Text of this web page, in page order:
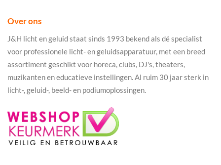
Over ons
J&H licht en geluid staat sinds 1993 bekend als dé specialist
voor professionele licht- en geluidsapparatuur, met een breed
assortiment geschikt voor horeca, clubs, DJ's, theaters,
muzikanten en educatieve instellingen. Al ruim 30 jaar sterk in
licht-, geluid-, beeld- en podiumoplossingen.